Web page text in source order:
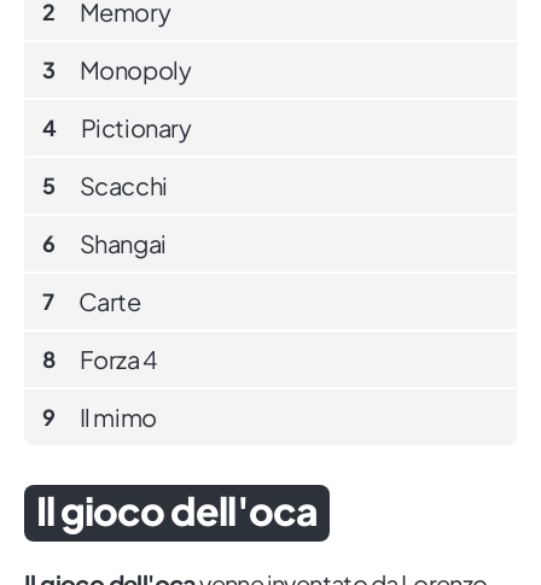
2 Memory
3 Monopoly
4 Pictionary
5 Scacchi
6 Shangai
7 Carte
8 Forza 4
9 Il mimo
Il gioco dell'oca